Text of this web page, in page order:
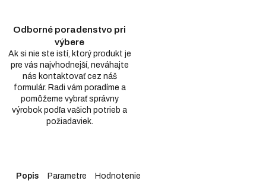
Odborné poradenstvo pri
výbere
Ak si nie ste istí, ktorý produkt je
pre vás najvhodnejší, neváhajte
nás kontaktovať cez náš
formulár. Radi vám poradíme a
pomôžeme vybrať správny
výrobok podľa vašich potrieb a
požiadaviek.
Popis Parametre Hodnotenie